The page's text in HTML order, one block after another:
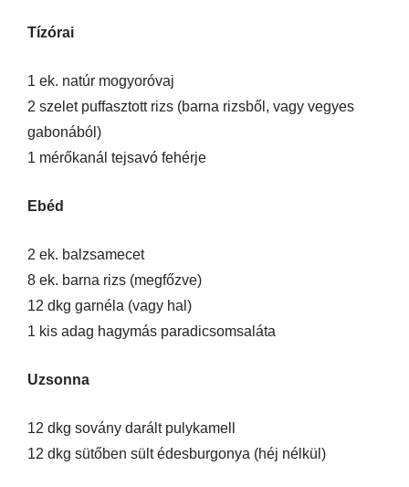
Tízórai
1 ek. natúr mogyoróvaj
2 szelet puffasztott rizs (barna rizsből, vagy vegyes
gabonából)
1 mérőkanál tejsavó fehérje
Ebéd
2 ek. balzsamecet
8 ek. barna rizs (megfőzve)
12 dkg garnéla (vagy hal)
1 kis adag hagymás paradicsomsaláta
Uzsonna
12 dkg sovány darált pulykamell
12 dkg sütőben sült édesburgonya (héj nélkül)